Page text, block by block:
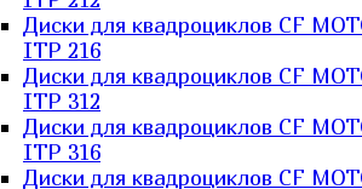
Диски для квадроциклов CF
ITP 216
Диски для квадроциклов CF
ITP 312
Диски для квадроциклов CF
ITP 316
Диски для квадроциклов CF